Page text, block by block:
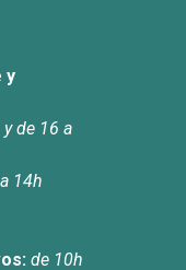
y
de 16 a
14h
de 10h